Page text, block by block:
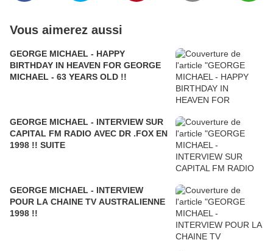
Vous aimerez aussi
GEORGE MICHAEL - HAPPY
BIRTHDAY IN HEAVEN FOR GEORGE
MICHAEL - 63 YEARS OLD !!
GEORGE MICHAEL - INTERVIEW SUR
CAPITAL FM RADIO AVEC DR .FOX EN
1998 !! SUITE
GEORGE MICHAEL - INTERVIEW
POUR LA CHAINE TV AUSTRALIENNE
1998 !!